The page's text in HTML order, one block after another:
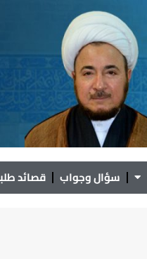
سؤال وجواب قصائد